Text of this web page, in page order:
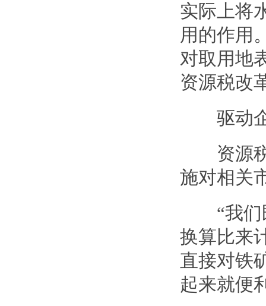
实际上将
用的作用
对取用地
资源税改
驱动企
资源税
施对相关
“我们既
换算比来
直接对铁
起来就便